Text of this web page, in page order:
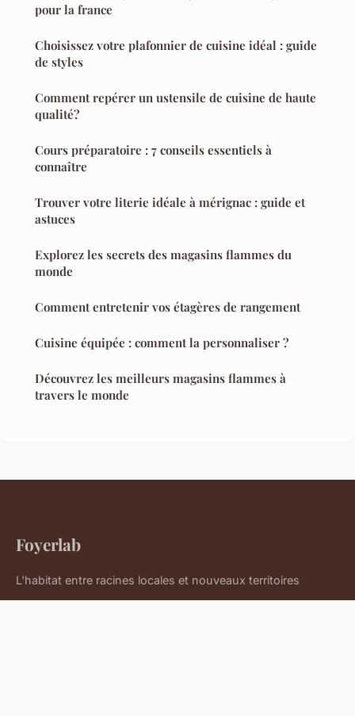
pour la france
Choisissez votre plafonnier de cuisine idéal : guide
de styles
Comment repérer un ustensile de cuisine de haute
qualité?
Cours préparatoire : 7 conseils essentiels à
connaître
Trouver votre literie idéale à mérignac : guide et
astuces
Explorez les secrets des magasins flammes du
monde
Comment entretenir vos étagères de rangement
Cuisine équipée : comment la personnaliser ?
Découvrez les meilleurs magasins flammes à
travers le monde
Foyerlab
L'habitat entre racines locales et nouveaux territoires